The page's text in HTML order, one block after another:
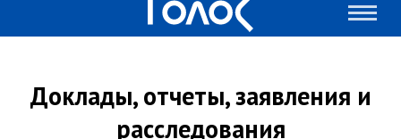
Доклады, отчеты, заявления и
расследования